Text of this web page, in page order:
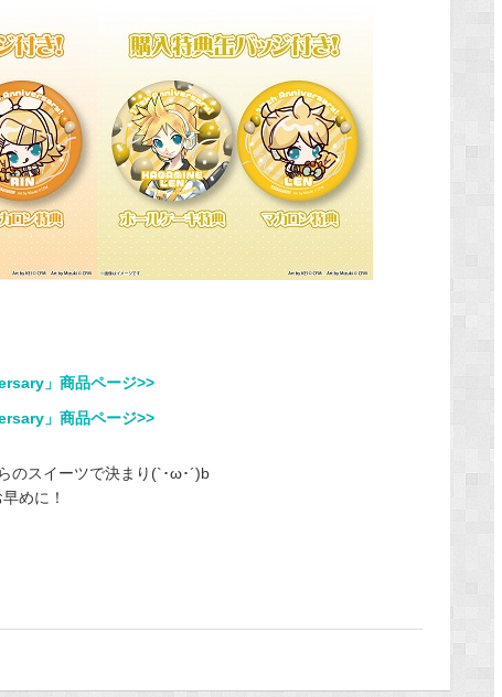
」商品ページ>>
」商品ページ>>
のスイーツで決まり(`･ω･´)b
めに！